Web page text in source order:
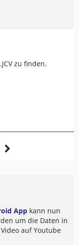
zu finden.
App kann nun
um die Daten in
auf Youtube